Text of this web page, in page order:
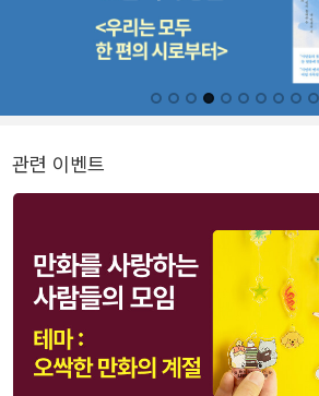
관련 이벤트